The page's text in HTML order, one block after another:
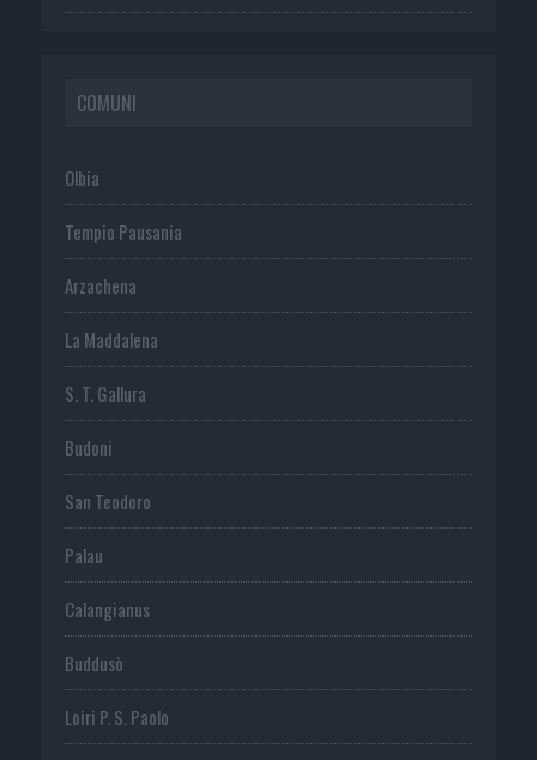
COMUNI
Olbia
Tempio Pausania
Arzachena
La Maddalena
S. T. Gallura
Budoni
San Teodoro
Palau
Calangianus
Buddusò
Loiri P. S. Paolo